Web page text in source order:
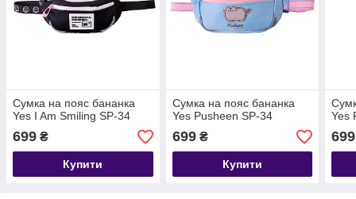
Сумка на пояс бананка
Yes I Am Smiling SP-34
699 ₴
Купити
Сумка на пояс бананка
Yes Pusheen SP-34
699₴
Купити
Yes
699